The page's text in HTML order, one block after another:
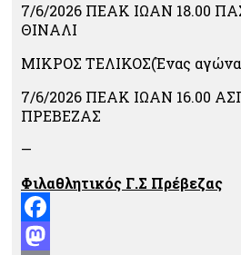
7/6/2026 ΠΕΑΚ ΙΩΑΝ 18.00
ΘΙΝΑΛΙ
ΜΙΚΡΟΣ ΤΕΛΙΚΟΣ(Ένας
7/6/2026 ΠΕΑΚ ΙΩΑΝ 16.00
ΠΡΕΒΕΖΑΣ
—
Φιλαθλητικός Γ.Σ Πρέβεζας
Facebook